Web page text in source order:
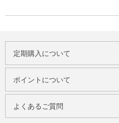
定期購入について
ポイントについて
よくあるご質問